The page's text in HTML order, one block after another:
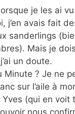
je les ai
j’en avais fait
sanderlings
Mais je
un doute.
Minute ? Je ne
sur l’aile à
Yves (qui en voit
nous